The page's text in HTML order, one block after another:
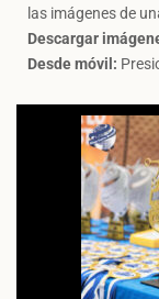
las imágenes de
Descargar
Desde móvil: